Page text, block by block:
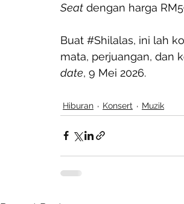
Seat dengan harga
Buat #Shilalas, ini lah
mata, perjuangan, dan
date, 9 Mei 2026.
Hiburan Konsert Muzik